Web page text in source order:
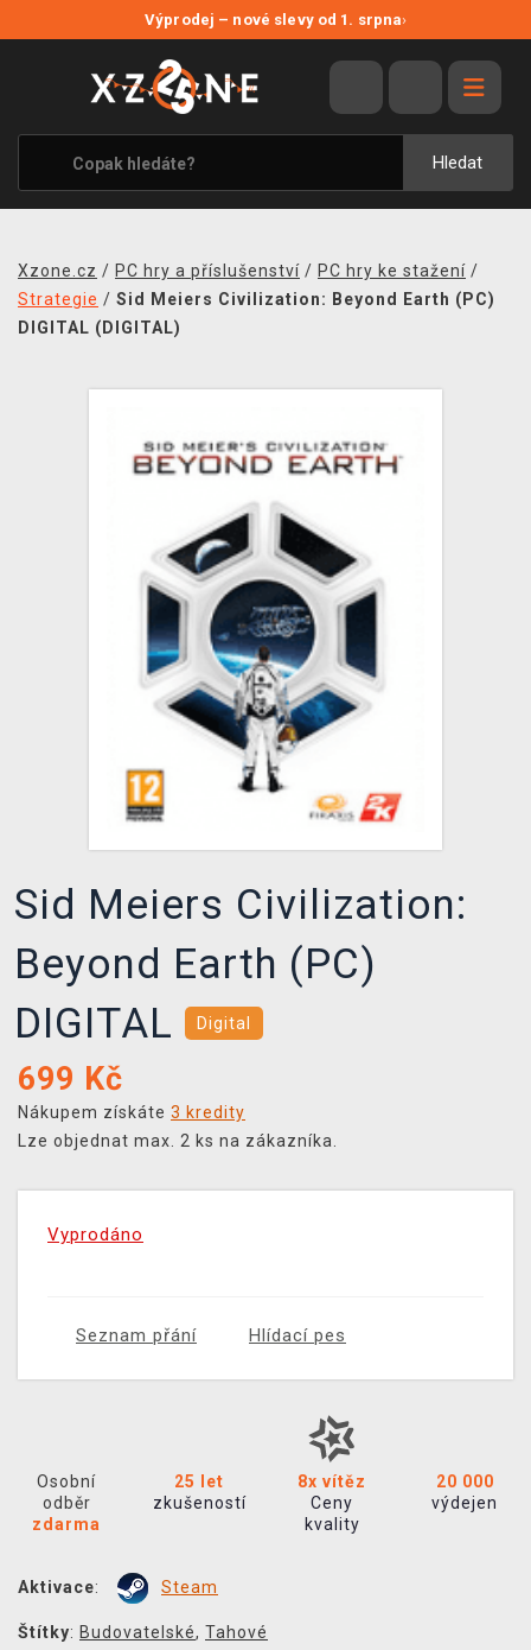
Výprodej – nové slevy od 1. srpna›
Hledat
VÝPRODEJ
VIDEOHRY
XZONE ORIGINALS
TÉMATIKY
MERCHANDISE
TCG & BOARDGAME HUB
VÝKUP HER (BAZAR)
Xzone.cz / PC hry a příslušenství / PC hry ke stažení /
Strategie / Sid Meiers Civilization: Beyond Earth (PC)
DIGITAL (DIGITAL)
Sid Meiers Civilization:
Beyond Earth (PC)
DIGITAL
Digital
699 Kč
Nákupem získáte 3 kredity
Lze objednat max. 2 ks na zákazníka.
Vyprodáno
Seznam přání Hlídací pes
Osobní
odběr
zdarma
25 let
zkušeností
8x vítěz
Ceny
kvality
20 000
výdejen
Aktivace: Steam
Štítky: Budovatelské, Tahové